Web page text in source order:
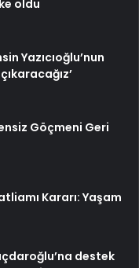
oldu
Yazıcıoğlu’nun
Göçmeni Geri
Kararı: Yaşam
destek